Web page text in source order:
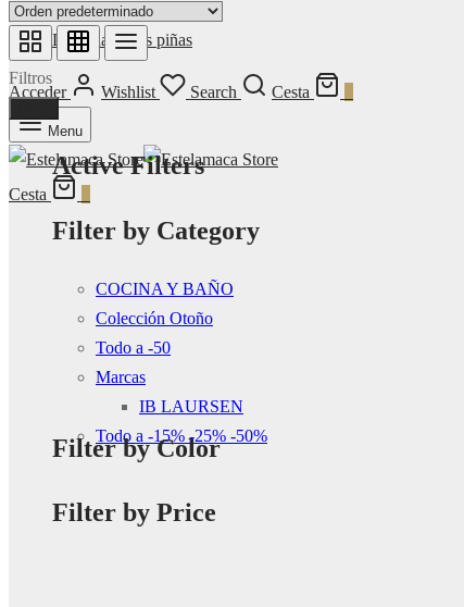
Nosotros
La regla de las piñas
Acceder Wishlist Search Cesta
Menu
Cesta
Filtros
Active Filters
Filter by Category
COCINA Y BAÑO
Colección Otoño
Todo a -50
Marcas
IB LAURSEN
Todo a -15% -25% -50%
Filter by Color
Filter by Price